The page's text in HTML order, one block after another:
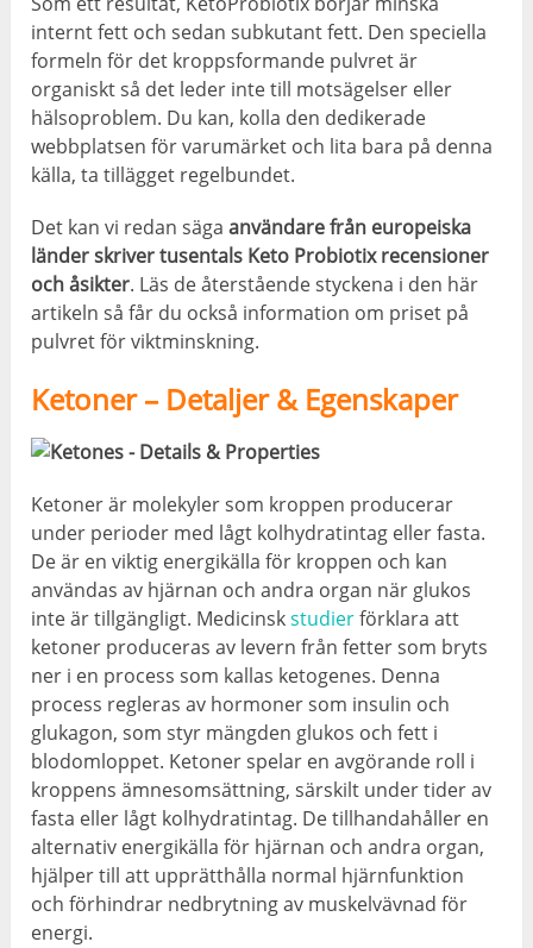
internt fett och sedan subkutant fett. Den speciella
formeln för det kroppsformande pulvret är
organiskt så det leder inte till motsägelser eller
hälsoproblem. Du kan, kolla den dedikerade
webbplatsen för varumärket och lita bara på denna
källa, ta tillägget regelbundet.
Det kan vi redan sägaanvändare från europeiska
länder skriver tusentals Keto Probiotix recensioner
och åsikter. Läs de återstående styckena i den här
artikeln så får du också information om priset på
pulvret för viktminskning.
Ketoner – Detaljer & Egenskaper
Ketoner är molekyler som kroppen producerar
under perioder med lågt kolhydratintag eller fasta.
De är en viktig energikälla för kroppen och kan
användas av hjärnan och andra organ när glukos
inte är tillgängligt. Medicinskstudierförklara att
ketoner produceras av levern från fetter som bryts
ner i en process som kallas ketogenes. Denna
process regleras av hormoner som insulin och
glukagon, som styr mängden glukos och fett i
blodomloppet. Ketoner spelar en avgörande roll i
kroppens ämnesomsättning, särskilt under tider av
fasta eller lågt kolhydratintag. De tillhandahåller en
alternativ energikälla för hjärnan och andra organ,
hjälper till att upprätthålla normal hjärnfunktion
och förhindrar nedbrytning av muskelvävnad för
energi.